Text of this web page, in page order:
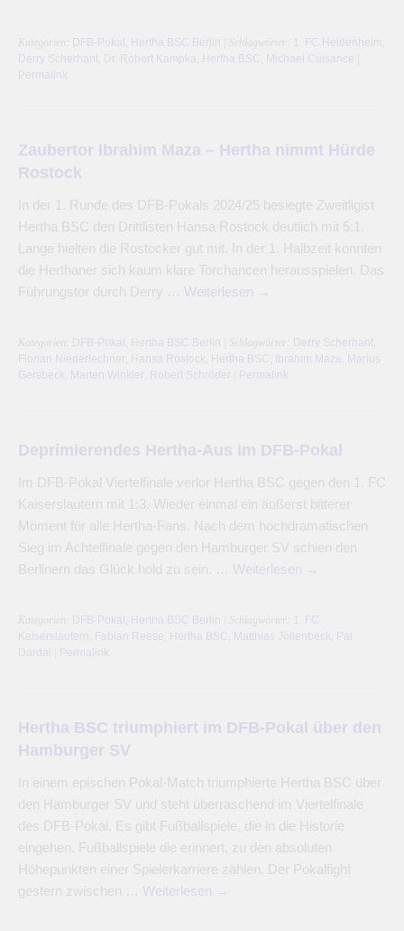
Kategorien: DFB-Pokal Hertha BSC Berlin | Schlagwörter: 1. FC Heidenheim
Derry Scherhant Dr. Robert Kampka Hertha BSC Michael Cuisance
Permalink
Zaubertor Ibrahim Maza – Hertha nimmt Hürde
Rostock
In der 1. Runde des DFB-Pokals 2024/25 besiegte Zweitligist
Hertha BSC den Drittlisten Hansa Rostock deutlich mit 5:1.
Lange hielten die Rostocker gut mit. In der 1. Halbzeit konnten
die Herthaner sich kaum klare Torchancen herausspielen. Das
Führungstor durch Derry … Weiterlesen →
Kategorien: DFB-Pokal Hertha BSC Berlin | Schlagwörter: Derry Scherhant
Florian Niederlechner
Hansa Rostock Hertha BSC Ibrahim Maza
Marius
Gersbeck
Marten Winkler Robert Schröder Permalink
Deprimierendes Hertha-Aus im DFB-Pokal
Im DFB-Pokal Viertelfinale verlor Hertha BSC gegen den 1. FC
Kaiserslautern mit 1:3. Wieder einmal ein äußerst bitterer
Moment für alle Hertha-Fans. Nach dem hochdramatischen
Sieg im Achtelfinale gegen den Hamburger SV schien den
Berlinern das Glück hold zu sein. … Weiterlesen →
Kategorien: DFB-Pokal Hertha BSC Berlin | Schlagwörter:
1. FC
Kaiserslautern
Fabian Reese Hertha BSC Matthias Jöllenbeck
Pal
Dardai
Permalink
Hertha BSC triumphiert im DFB-Pokal über den
Hamburger SV
In einem epischen Pokal-Match triumphierte Hertha BSC über
den Hamburger SV und steht überraschend im Viertelfinale
des DFB-Pokal. Es gibt Fußballspiele, die in die Historie
eingehen. Fußballspiele die erinnert, zu den absoluten
Höhepunkten einer Spielerkarriere zählen. Der Pokalfight
gestern zwischen … Weiterlesen →